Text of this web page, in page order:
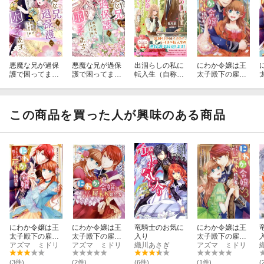
悪魔な兄が過保
護で困ってます
悪魔な兄が過保
護で困ってます
出涸らしの私に
転入生（自称護
にわか令嬢は王
太子殿下の雇わ
この商品を買った人が興味のある商品
にわか令嬢は王
太子殿下の雇わ
れ婚約者 1巻
アズマ ミドリ
(3件)
にわか令嬢は王
太子殿下の雇わ
れ婚約者 2巻
アズマ ミドリ
(2件)
竜騎士のお気に
入り
織川あさぎ
(6件)
にわか令嬢は王
太子殿下の雇わ
れ婚約者 3巻
アズマ ミドリ
(1件)